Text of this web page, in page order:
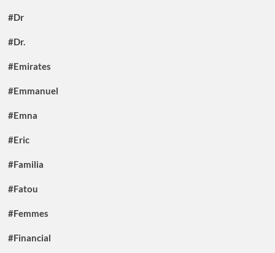
#Dr
#Dr.
#Emirates
#Emmanuel
#Emna
#Eric
#Familia
#Fatou
#Femmes
#Financial